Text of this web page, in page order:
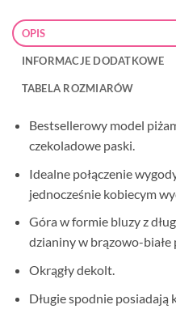
OPIS
INFORMACJE DODATKOWE
TABELA ROZMIARÓW
Bestsellerowy model
czekoladowe paski.
Idealne połączenie
jednocześnie kobiecym
Góra w formie bluzy z
dzianiny w brązowo-białe
Okrągły dekolt.
Długie spodnie